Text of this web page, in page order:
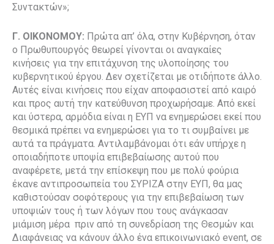
Συντακτών»;
Γ. ΟΙΚΟΝΟΜΟΥ: Πρώτα απ’ όλα, στην Κυβέρνηση, όταν
ο Πρωθυπουργός θεωρεί γίνονται οι αναγκαίες
κινήσεις για την επιτάχυνση της υλοποίησης του
κυβερνητικού έργου. Δεν σχετίζεται με οτιδήποτε άλλο.
Αυτές είναι κινήσεις που είχαν αποφασιστεί από καιρό
και προς αυτή την κατεύθυνση προχωρήσαμε. Από εκεί
και ύστερα, αρμόδια είναι η ΕΥΠ να ενημερώσει εκεί που
θεσμικά πρέπει να ενημερώσει για το τι συμβαίνει με
αυτά τα πράγματα. Αντιλαμβάνομαι ότι εάν υπήρχε η
οποιαδήποτε υποψία επιβεβαίωσης αυτού που
αναφέρετε, μετά την επίσκεψη που με πολύ φούρια
έκανε αντιπροσωπεία του ΣΥΡΙΖΑ στην ΕΥΠ, θα μας
καθιστούσαν σοφότερους για την επιβεβαίωση των
υποψιών τους ή των λόγων που τους ανάγκασαν
μιάμιση μέρα πριν από τη συνεδρίαση της Θεσμών και
Διαφάνειας να κάνουν άλλο ένα επικοινωνιακό event, σε